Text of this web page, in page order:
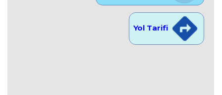
Yol Tarifi